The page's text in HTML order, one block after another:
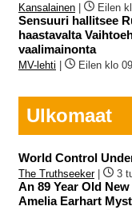
Kansalainen Eilen
Sensuuri hallitsee
haastavalta
vaalimainonta
MV-lehti Eilen klo
Ulkomaat
World Control
The Truthseeker| 3
An 89 Year Old
Amelia Earhart